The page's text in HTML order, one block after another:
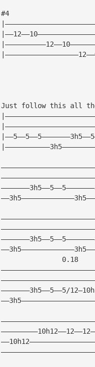
#4
Just follow this all
               0.18
———————3h5——5——5/